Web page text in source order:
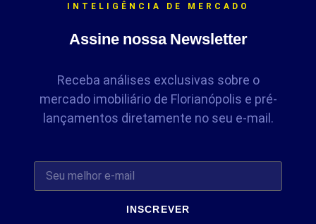
INTELIGÊNCIA DE MERCADO
Assine nossa Newsletter
Receba análises exclusivas sobre o
mercado imobiliário de Florianópolis e pré-
lançamentos diretamente no seu e-mail.
INSCREVER